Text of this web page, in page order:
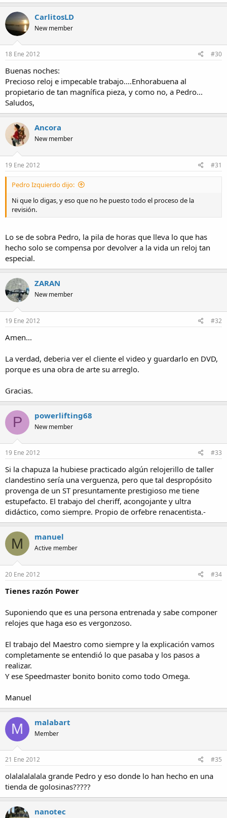
CarlitosLD
New member
18 Ene 2012 #30
Buenas noches:
Precioso reloj e impecable trabajo....Enhorabuena al
propietario de tan magnífica pieza, y como no, a Pedro...
Saludos,
Ancora
New member
19 Ene 2012 #31
Pedro Izquierdo dijo:
Ni que lo digas, y eso que no he puesto todo el proceso de la
revisión.
Lo se de sobra Pedro, la pila de horas que lleva lo que has
hecho solo se compensa por devolver a la vida un reloj tan
especial.
ZARAN
New member
19 Ene 2012 #32
Amen...
La verdad, deberia ver el cliente el video y guardarlo en DVD,
porque es una obra de arte su arreglo.
Gracias.
P powerlifting68
New member
19 Ene 2012 #33
Si la chapuza la hubiese practicado algún relojerillo de taller
clandestino sería una verguenza, pero que tal despropósito
provenga de un ST presuntamente prestigioso me tiene
estupefacto. El trabajo del cheriff, acongojante y ultra
didáctico, como siempre. Propio de orfebre renacentista.-
M manuel
Active member
20 Ene 2012 #34
Tienes razón Power
Suponiendo que es una persona entrenada y sabe componer
relojes que haga eso es vergonzoso.
El trabajo del Maestro como siempre y la explicación vamos
completamente se entendió lo que pasaba y los pasos a
realizar.
Y ese Speedmaster bonito bonito como todo Omega.
Manuel
M malabart
Member
21 Ene 2012 #35
olalalalalala grande Pedro y eso donde lo han hecho en una
tienda de golosinas?????
nanotec